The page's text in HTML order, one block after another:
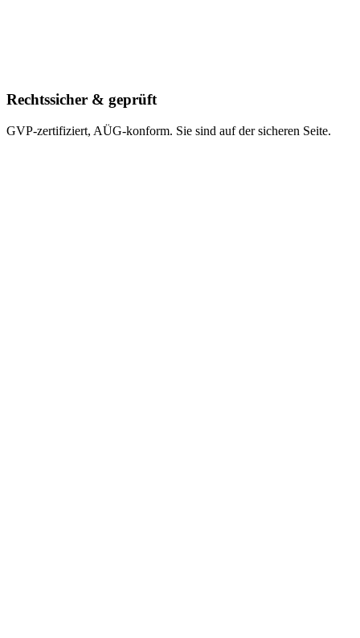
Rechtssicher & geprüft
GVP-zertifiziert, AÜG-konform. Sie sind auf der sicheren Seite.